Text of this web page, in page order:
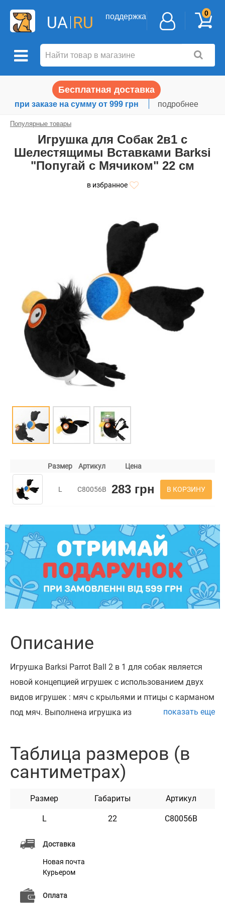
UA RU поддержка 0
Бесплатная доставка
при заказе на сумму от 999 грн подробнее
Популярные товары
Игрушка для Собак 2в1 с
Шелестящимы Вставками Barksi
"Попугай с Мячиком" 22 см
в избранное
Размер Артикул Цена
L C80056B 283 грн В КОРЗИНУ
Доставка
Новая почта
Курьером
Оплата
Описание
Игрушка Barksi Parrot Ball 2 в 1 для собак является
новой концепцией игрушек с использованием двух
видов игрушек : мяч с крыльями и птицы с карманом
под мяч. Выполнена игрушка из
элемента встроенного в туловище птицы. Изделие
произведено без применения вредных синтетических
ранит десна и зубы вашего питомца. Подходит для
всех пород собак.
показать еще
Таблица размеров (в
сантиметрах)
Размер Габариты Артикул
L 22 C80056B